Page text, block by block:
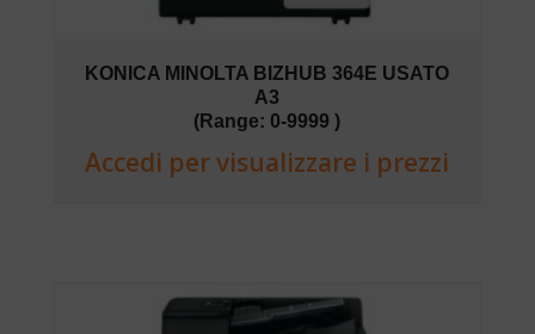
KONICA MINOLTA BIZHUB 364E USATO
A3
(Range: 0-9999 )
Accedi per visualizzare i prezzi